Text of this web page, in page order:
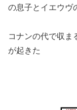
の息子とイエウヴ
コナンの代で収ま
が起きた